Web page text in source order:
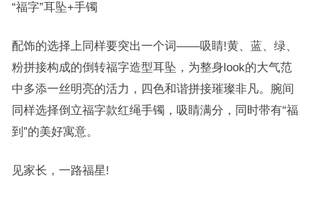
“福字”耳坠+手镯
配饰的选择上同样要突出一个词——吸睛!黄、蓝、绿、
粉拼接构成的倒转福字造型耳坠，为整身look的大气范
中多添一丝明亮的活力，四色和谐拼接璀璨非凡。腕间
同样选择倒立福字款红绳手镯，吸睛满分，同时带有“福
到”的美好寓意。
见家长，一路福星!